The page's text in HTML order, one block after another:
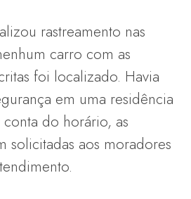
rastreamento nas
carro com as
foi localizado. Havia
em uma residência
do horário, as
solicitadas aos moradores